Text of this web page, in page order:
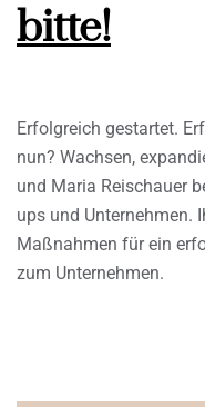
bitte!
Erfolgreich gestartet.
nun? Wachsen,
und Maria Reischauer
ups und Unternehmen.
Maßnahmen für ein
zum Unternehmen.